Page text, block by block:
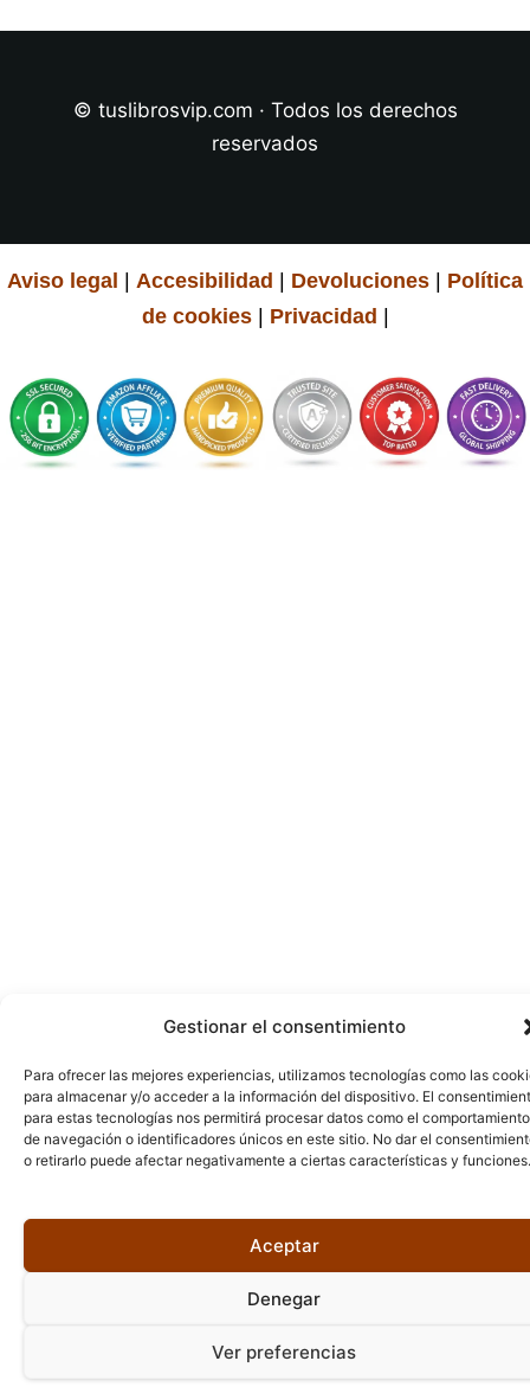
Gestionar el consentimiento
Para ofrecer las mejores experiencias, utilizamos tecnologías como las
para almacenar y/o acceder a la información del dispositivo. El
para estas tecnologías nos permitirá procesar datos como el comportamiento
de navegación o identificadores únicos en este sitio. No dar el
o retirarlo puede afectar negativamente a ciertas características y funciones.
Aceptar
Denegar
Ver preferencias
© tuslibrosvip.com · Todos los derechos
reservados
Aviso legal Accesibilidad Devoluciones
Política
de cookies| Privacidad